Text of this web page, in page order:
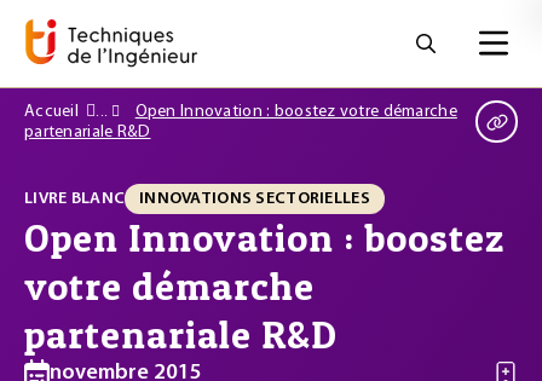
Accueil
Open Innovation : boostez votre démarche
partenariale R&D
LIVRE BLANC INNOVATIONS SECTORIELLES
Open Innovation : boostez
votre démarche
partenariale R&D
novembre 2015